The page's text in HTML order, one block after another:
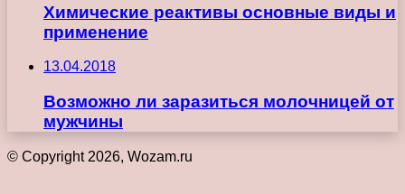
Химические реактивы основные виды и
применение
13.04.2018
Возможно ли заразиться молочницей от
мужчины
© Copyright 2026, Wozam.ru